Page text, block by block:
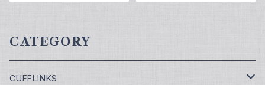
CATEGORY
CUFFLINKS